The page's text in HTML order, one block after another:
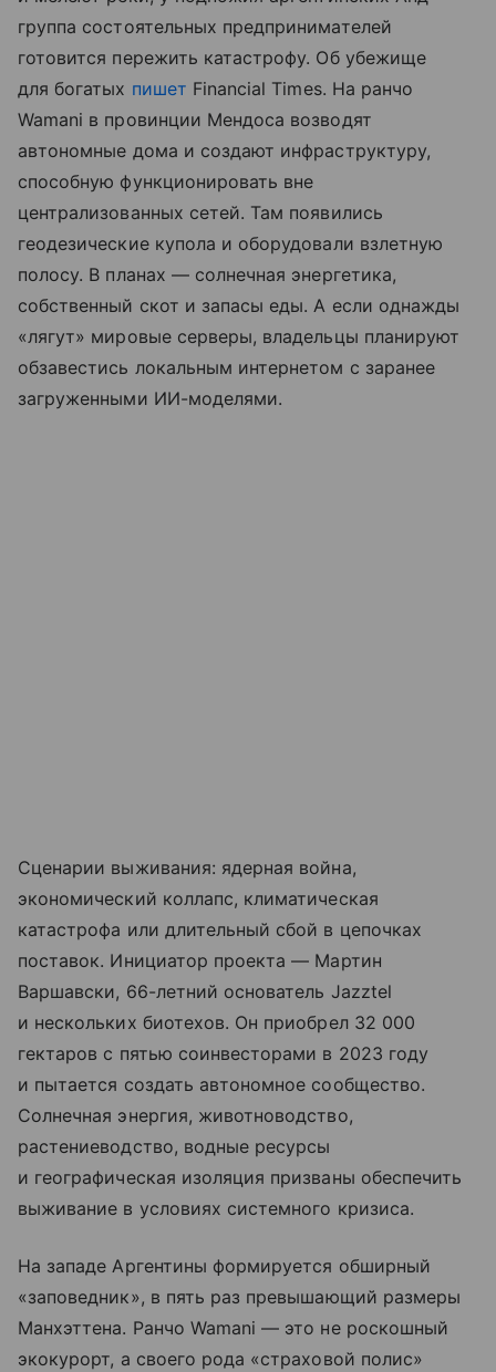
группа состоятельных предпринимателей
готовится пережить катастрофу. Об убежище
для богатых пишет Financial Times. На ранчо
Wamani в провинции Мендоса возводят
автономные дома и создают инфраструктуру,
способную функционировать вне
централизованных сетей. Там появились
геодезические купола и оборудовали взлетную
полосу. В планах — солнечная энергетика,
собственный скот и запасы еды. А если однажды
«лягут» мировые серверы, владельцы планируют
обзавестись локальным интернетом с заранее
загруженными ИИ-моделями.
Сценарии выживания: ядерная война,
экономический коллапс, климатическая
катастрофа или длительный сбой в цепочках
поставок. Инициатор проекта — Мартин
Варшавски, 66-летний основатель Jazztel
и нескольких биотехов. Он приобрел 32 000
гектаров с пятью соинвесторами в 2023 году
и пытается создать автономное сообщество.
Солнечная энергия, животноводство,
растениеводство, водные ресурсы
и географическая изоляция призваны обеспечить
выживание в условиях системного кризиса.
На западе Аргентины формируется обширный
«заповедник», в пять раз превышающий размеры
Манхэттена. Ранчо Wamani — это не роскошный
экокурорт, а своего рода «страховой полис»